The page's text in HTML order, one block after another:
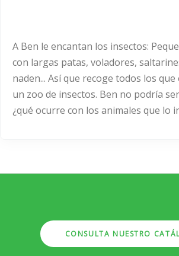
A Ben le encantan los insectos:
con largas patas, voladores,
naden... Así que recoge todos los
un zoo de insectos. Ben no podría
¿qué ocurre con los animales que lo
CONSULTA NUESTRO